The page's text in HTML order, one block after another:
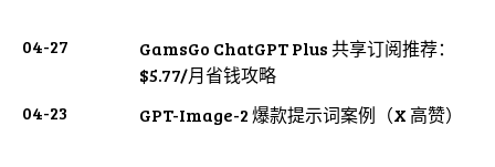
04-27
GamsGo ChatGPT Plus 共享订阅推荐：
$5.77/月省钱攻略
04-23
GPT-Image-2 爆款提示词案例（X 高赞）